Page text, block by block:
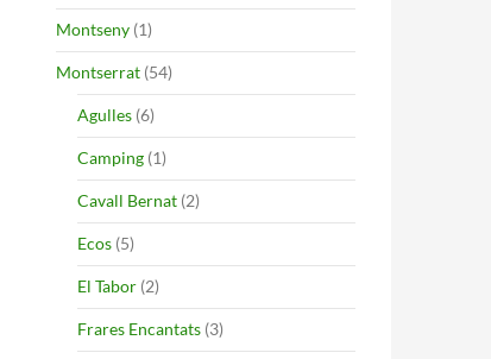
Montseny (1)
Montserrat (54)
Agulles (6)
Camping (1)
Cavall Bernat (2)
Ecos (5)
El Tabor (2)
Frares Encantats (3)